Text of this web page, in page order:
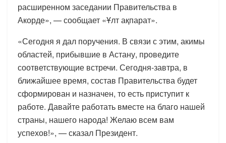
расширенном заседании Правительства в
Акорде», — сообщает «Ұлт ақпарат».
«Сегодня я дал поручения. В связи с этим, акимы
областей, прибывшие в Астану, проведите
соответствующие встречи. Сегодня-завтра, в
ближайшее время, состав Правительства будет
сформирован и назначен, то есть приступит к
работе. Давайте работать вместе на благо нашей
страны, нашего народа! Желаю всем вам
успехов!», — сказал Президент.